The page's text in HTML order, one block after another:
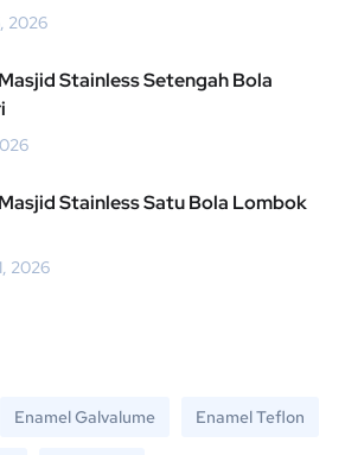
2026
Stainless Setengah Bola
Stainless Satu Bola Lombok
2026
Enamel Galvalume Enamel Teflon